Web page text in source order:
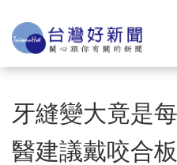
牙縫變大竟是
醫建議戴咬合